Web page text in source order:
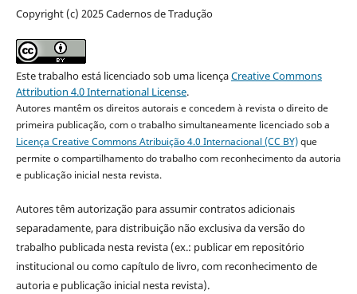
Copyright (c) 2025 Cadernos de Tradução
Este trabalho está licenciado sob uma licençaCreative Commons
Attribution 4.0 International License.
Autores mantêm os direitos autorais e concedem à revista o direito de
primeira publicação, com o trabalho simultaneamente licenciado sob a
Licença Creative Commons Atribuição 4.0 Internacional (CC BY)que
permite o compartilhamento do trabalho com reconhecimento da autoria
e publicação inicial nesta revista.
Autores têm autorização para assumir contratos adicionais
separadamente, para distribuição não exclusiva da versão do
trabalho publicada nesta revista (ex.: publicar em repositório
institucional ou como capítulo de livro, com reconhecimento de
autoria e publicação inicial nesta revista).